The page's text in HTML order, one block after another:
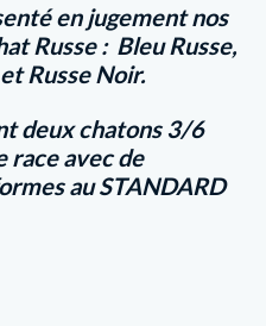
en jugement nos
Russe : Bleu Russe,
Russe Noir.
deux chatons 3/6
race avec de
au STANDARD